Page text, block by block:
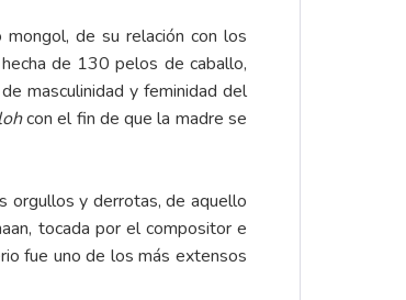
de su relación con los
de 130 pelos de caballo,
masculinidad y feminidad del
con el fin de que la madre se
orgullos y derrotas, de aquello
tocada por el compositor e
fue uno de los más extensos